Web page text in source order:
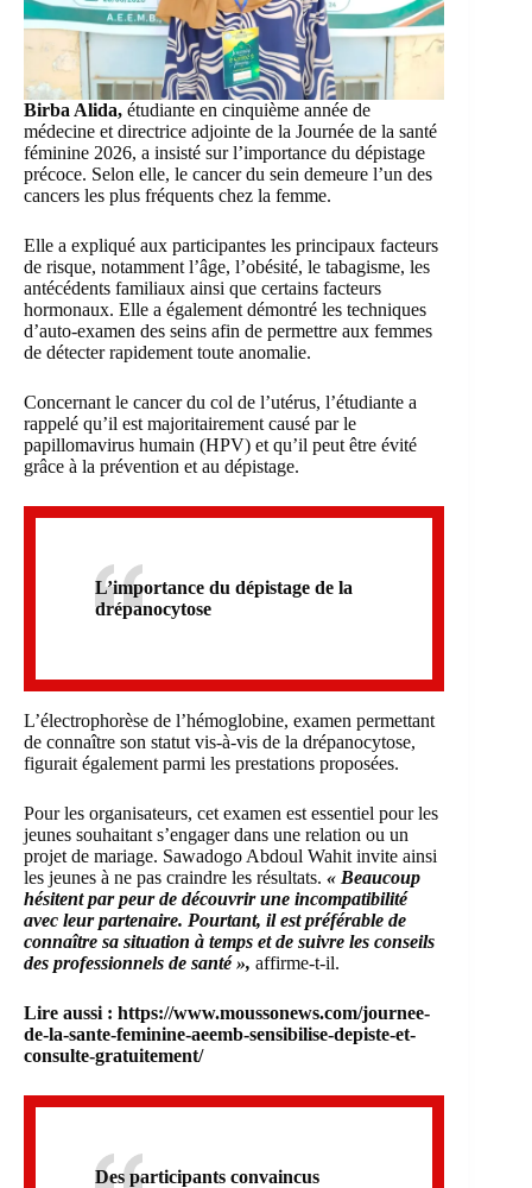
Birba Alida, étudiante en cinquième année de
médecine et directrice adjointe de la Journée de la santé
féminine 2026, a insisté sur l’importance du dépistage
précoce. Selon elle, le cancer du sein demeure l’un des
cancers les plus fréquents chez la femme.
Elle a expliqué aux participantes les principaux facteurs
de risque, notamment l’âge, l’obésité, le tabagisme, les
antécédents familiaux ainsi que certains facteurs
hormonaux. Elle a également démontré les techniques
d’auto-examen des seins afin de permettre aux femmes
de détecter rapidement toute anomalie.
Concernant le cancer du col de l’utérus, l’étudiante a
rappelé qu’il est majoritairement causé par le
papillomavirus humain (HPV) et qu’il peut être évité
grâce à la prévention et au dépistage.
L’importance du dépistage de la
drépanocytose
L’électrophorèse de l’hémoglobine, examen permettant
de connaître son statut vis-à-vis de la drépanocytose,
figurait également parmi les prestations proposées.
Pour les organisateurs, cet examen est essentiel pour les
jeunes souhaitant s’engager dans une relation ou un
projet de mariage. Sawadogo Abdoul Wahit invite ainsi
les jeunes à ne pas craindre les résultats. « Beaucoup
hésitent par peur de découvrir une incompatibilité
avec leur partenaire. Pourtant, il est préférable de
connaître sa situation à temps et de suivre les conseils
des professionnels de santé », affirme-t-il.
Lire aussi : https://www.moussonews.com/journee-
de-la-sante-feminine-aeemb-sensibilise-depiste-et-
consulte-gratuitement/
Des participants convaincus